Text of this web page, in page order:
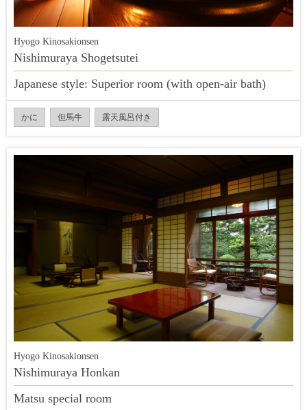
Hyogo Kinosakionsen
Nishimuraya Shogetsutei
Japanese style: Superior room (with open-air bath)
かに 但馬牛 露天風呂付き
Hyogo Kinosakionsen
Nishimuraya Honkan
Matsu special room